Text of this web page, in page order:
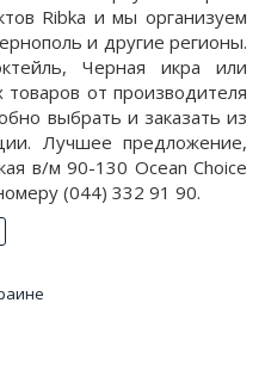
Ribka и мы организуем
и другие регионы.
Черная икра или
товаров от производителя
выбрать и заказать из
Лучшее предложение,
в/м 90-130 Ocean Choice
(044) 332 91 90.